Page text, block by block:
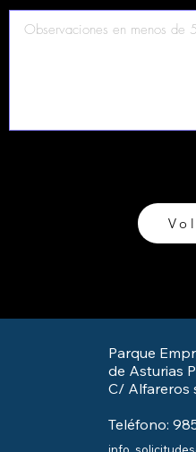
Parque
de Asturias
C/ Alfareros
Teléfono: